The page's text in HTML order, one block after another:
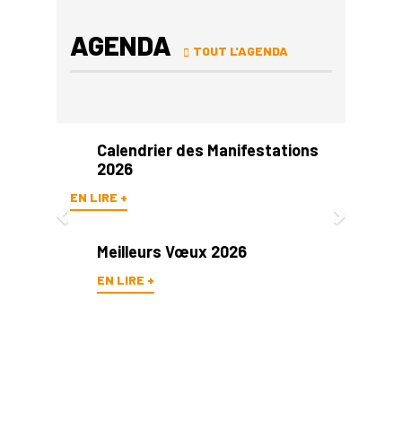
AGENDA TOUT L'AGENDA
Calendrier des Manifestations
2026
EN LIRE +
Meilleurs Vœux 2026
EN LIRE +